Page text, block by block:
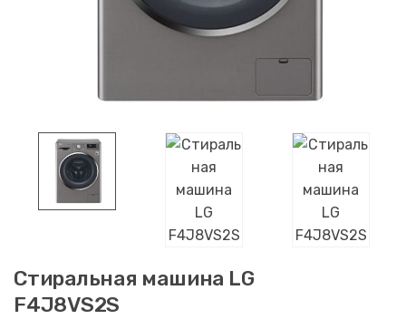
Стиральная машина LG
F4J8VS2S